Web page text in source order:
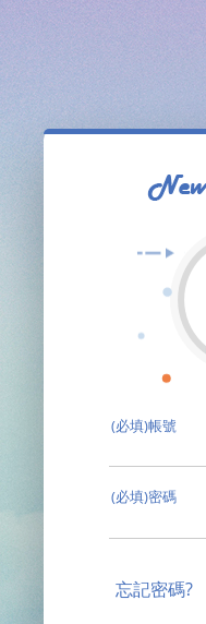
(必填)帳號
(必填)密碼
忘記密碼?